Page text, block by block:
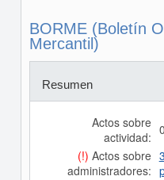
BORME (Boletín
Mercantil)
Resumen
Actos sobre
actividad: 0
(!) Actos sobre
administradores: